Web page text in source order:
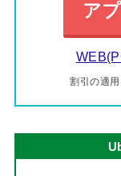
ア
割引の適